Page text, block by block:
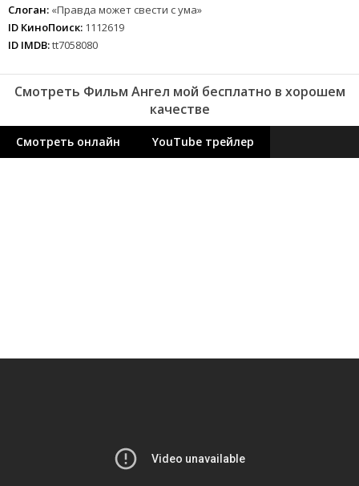
Слоган: «Правда может свести с ума»
ID КиноПоиск: 1112619
ID IMDB:tt7058080
Смотреть Фильм Ангел мой бесплатно в хорошем
качестве
Смотреть онлайн YouTube трейлер